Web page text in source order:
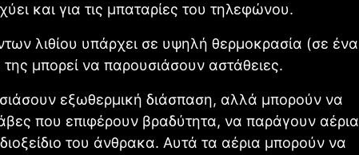
και για τις μπαταρίες του τηλεφώνου.
λιθίου υπάρχει σε υψηλή θερμοκρασία (σε ένα
της μπορεί να παρουσιάσουν αστάθειες.
εξωθερμική διάσπαση, αλλά μπορούν να
που επιφέρουν βραδύτητα, να παράγουν αέρια
του άνθρακα. Αυτά τα αέρια μπορούν να